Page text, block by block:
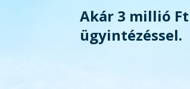
Akár 3 millió
ügyintézéssel.